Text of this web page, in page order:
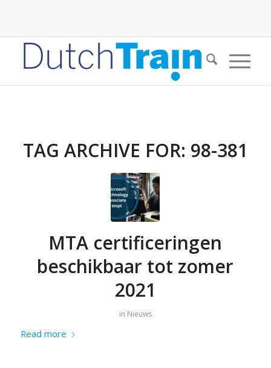
TAG ARCHIVE FOR: 98-381
MTA certificeringen
beschikbaar tot zomer
2021
in Nieuws
Read more